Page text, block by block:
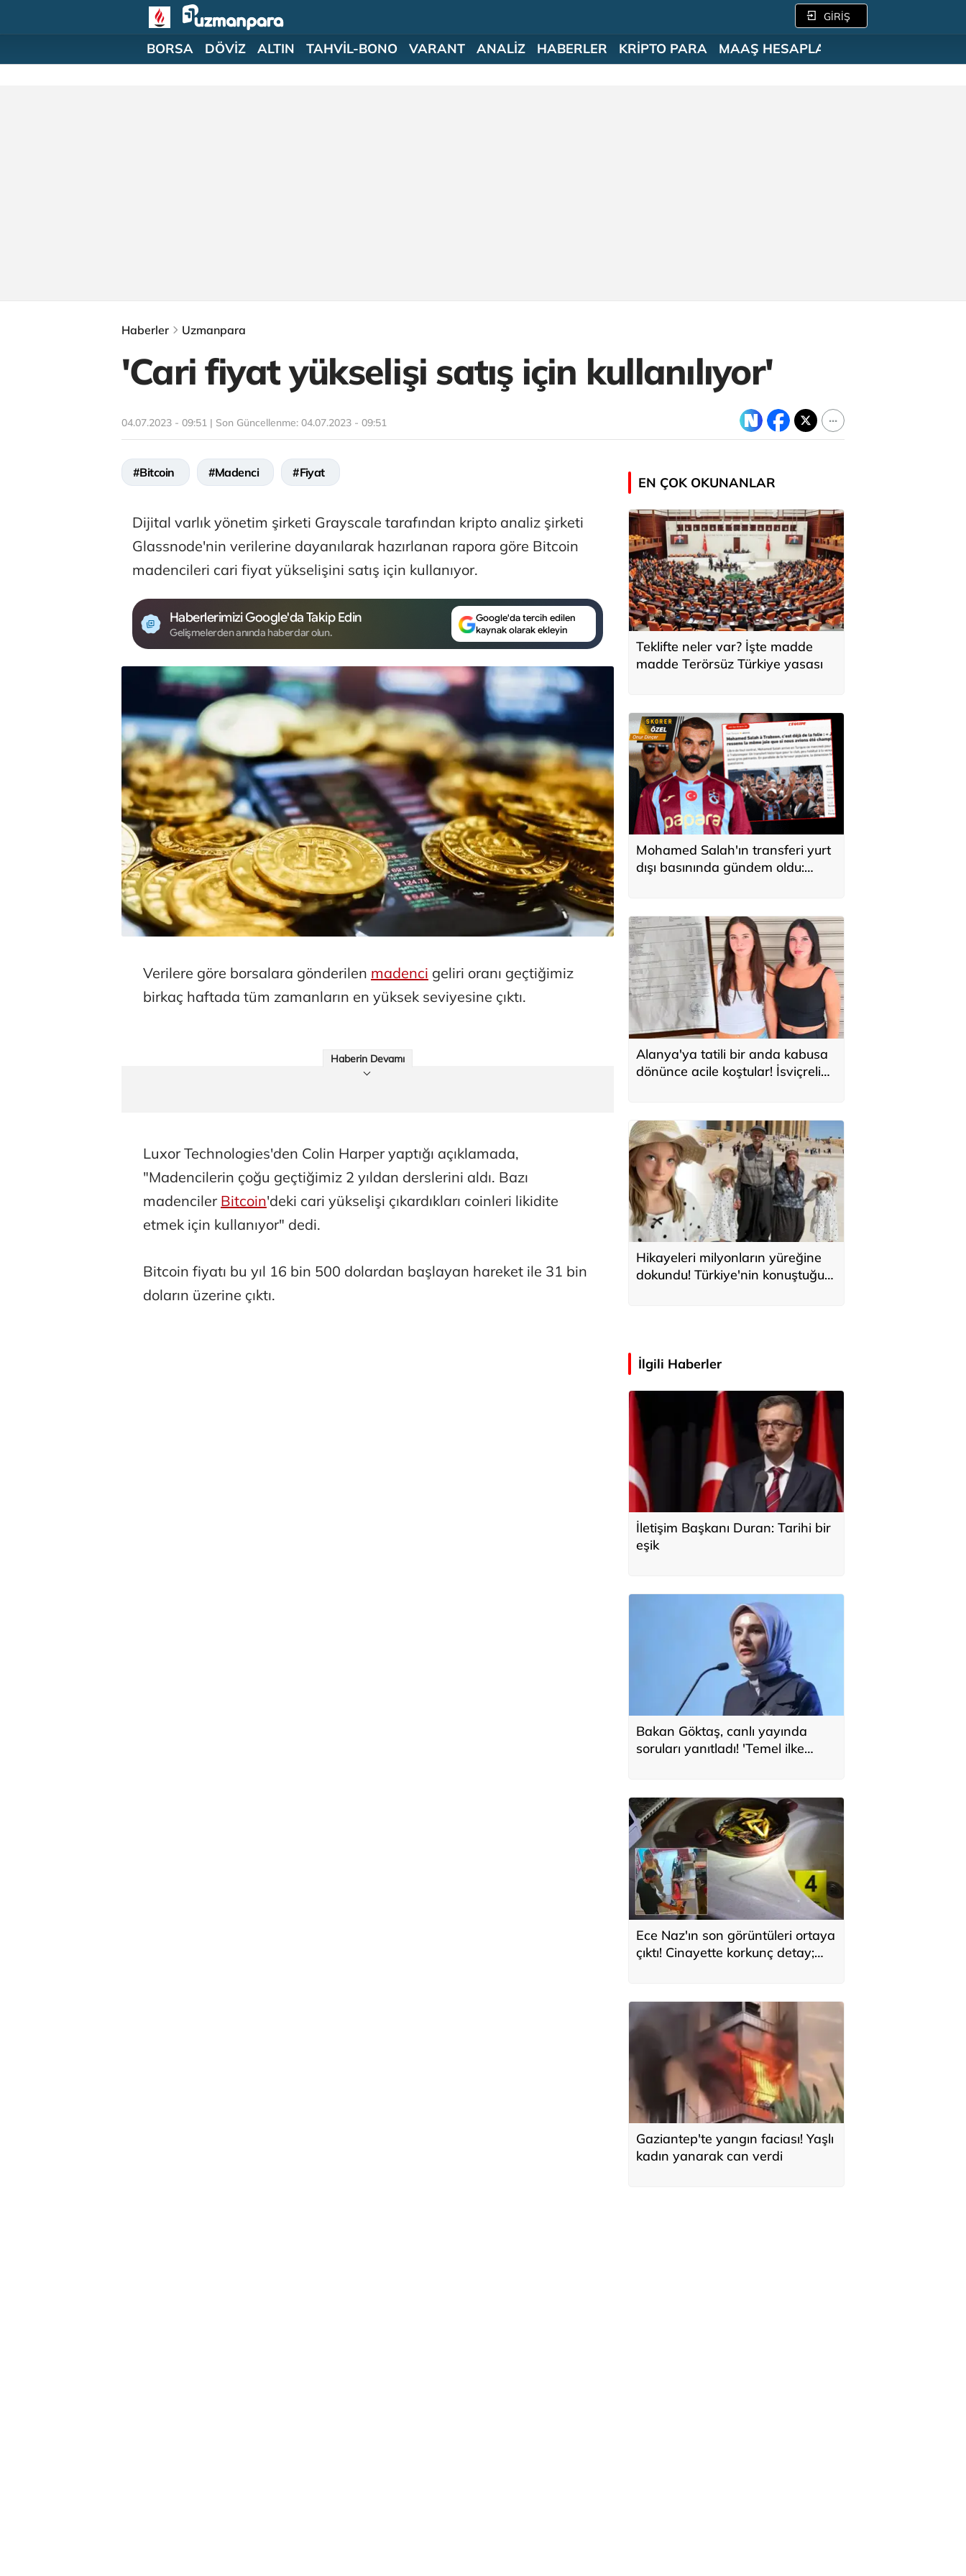
GİRİŞ
BORSA DÖVİZ ALTIN TAHVİL-BONO VARANT ANALİZ HABERLER KRİPTO PARA MAAŞ HESAPLAMA
Haberler Uzmanpara
'Cari fiyat yükselişi satış için kullanılıyor'
04.07.2023 - 09:51 | Son Güncellenme: 04.07.2023 - 09:51
#Bitcoin #Madenci #Fiyat
Dijital varlık yönetim şirketi Grayscale tarafından kripto analiz şirketi
Glassnode'nin verilerine dayanılarak hazırlanan rapora göre Bitcoin
madencileri cari fiyat yükselişini satış için kullanıyor.
Haberlerimizi Google'da Takip Edin
Gelişmelerden anında haberdar olun.
Google'da tercih edilen
kaynak olarak ekleyin
Verilere göre borsalara gönderilen madenci geliri oranı geçtiğimiz
birkaç haftada tüm zamanların en yüksek seviyesine çıktı.
Haberin Devamı
Luxor Technologies'den Colin Harper yaptığı açıklamada,
"Madencilerin çoğu geçtiğimiz 2 yıldan derslerini aldı. Bazı
madenciler Bitcoin'deki cari yükselişi çıkardıkları coinleri likidite
etmek için kullanıyor" dedi.
Bitcoin fiyatı bu yıl 16 bin 500 dolardan başlayan hareket ile 31 bin
doların üzerine çıktı.
EN ÇOK OKUNANLAR
Teklifte neler var? İşte madde
madde Terörsüz Türkiye yasası
Mohamed Salah'ın transferi yurt
dışı basınında gündem oldu:
Alanya'ya tatili bir anda kabusa
dönünce acile koştular! İsviçreli
Hikayeleri milyonların yüreğine
dokundu! Türkiye'nin konuştuğu
İlgili Haberler
İletişim Başkanı Duran: Tarihi bir
eşik
Bakan Göktaş, canlı yayında
soruları yanıtladı! 'Temel ilke
Ece Naz'ın son görüntüleri ortaya
çıktı! Cinayette korkunç detay;
Gaziantep'te yangın faciası! Yaşlı
kadın yanarak can verdi